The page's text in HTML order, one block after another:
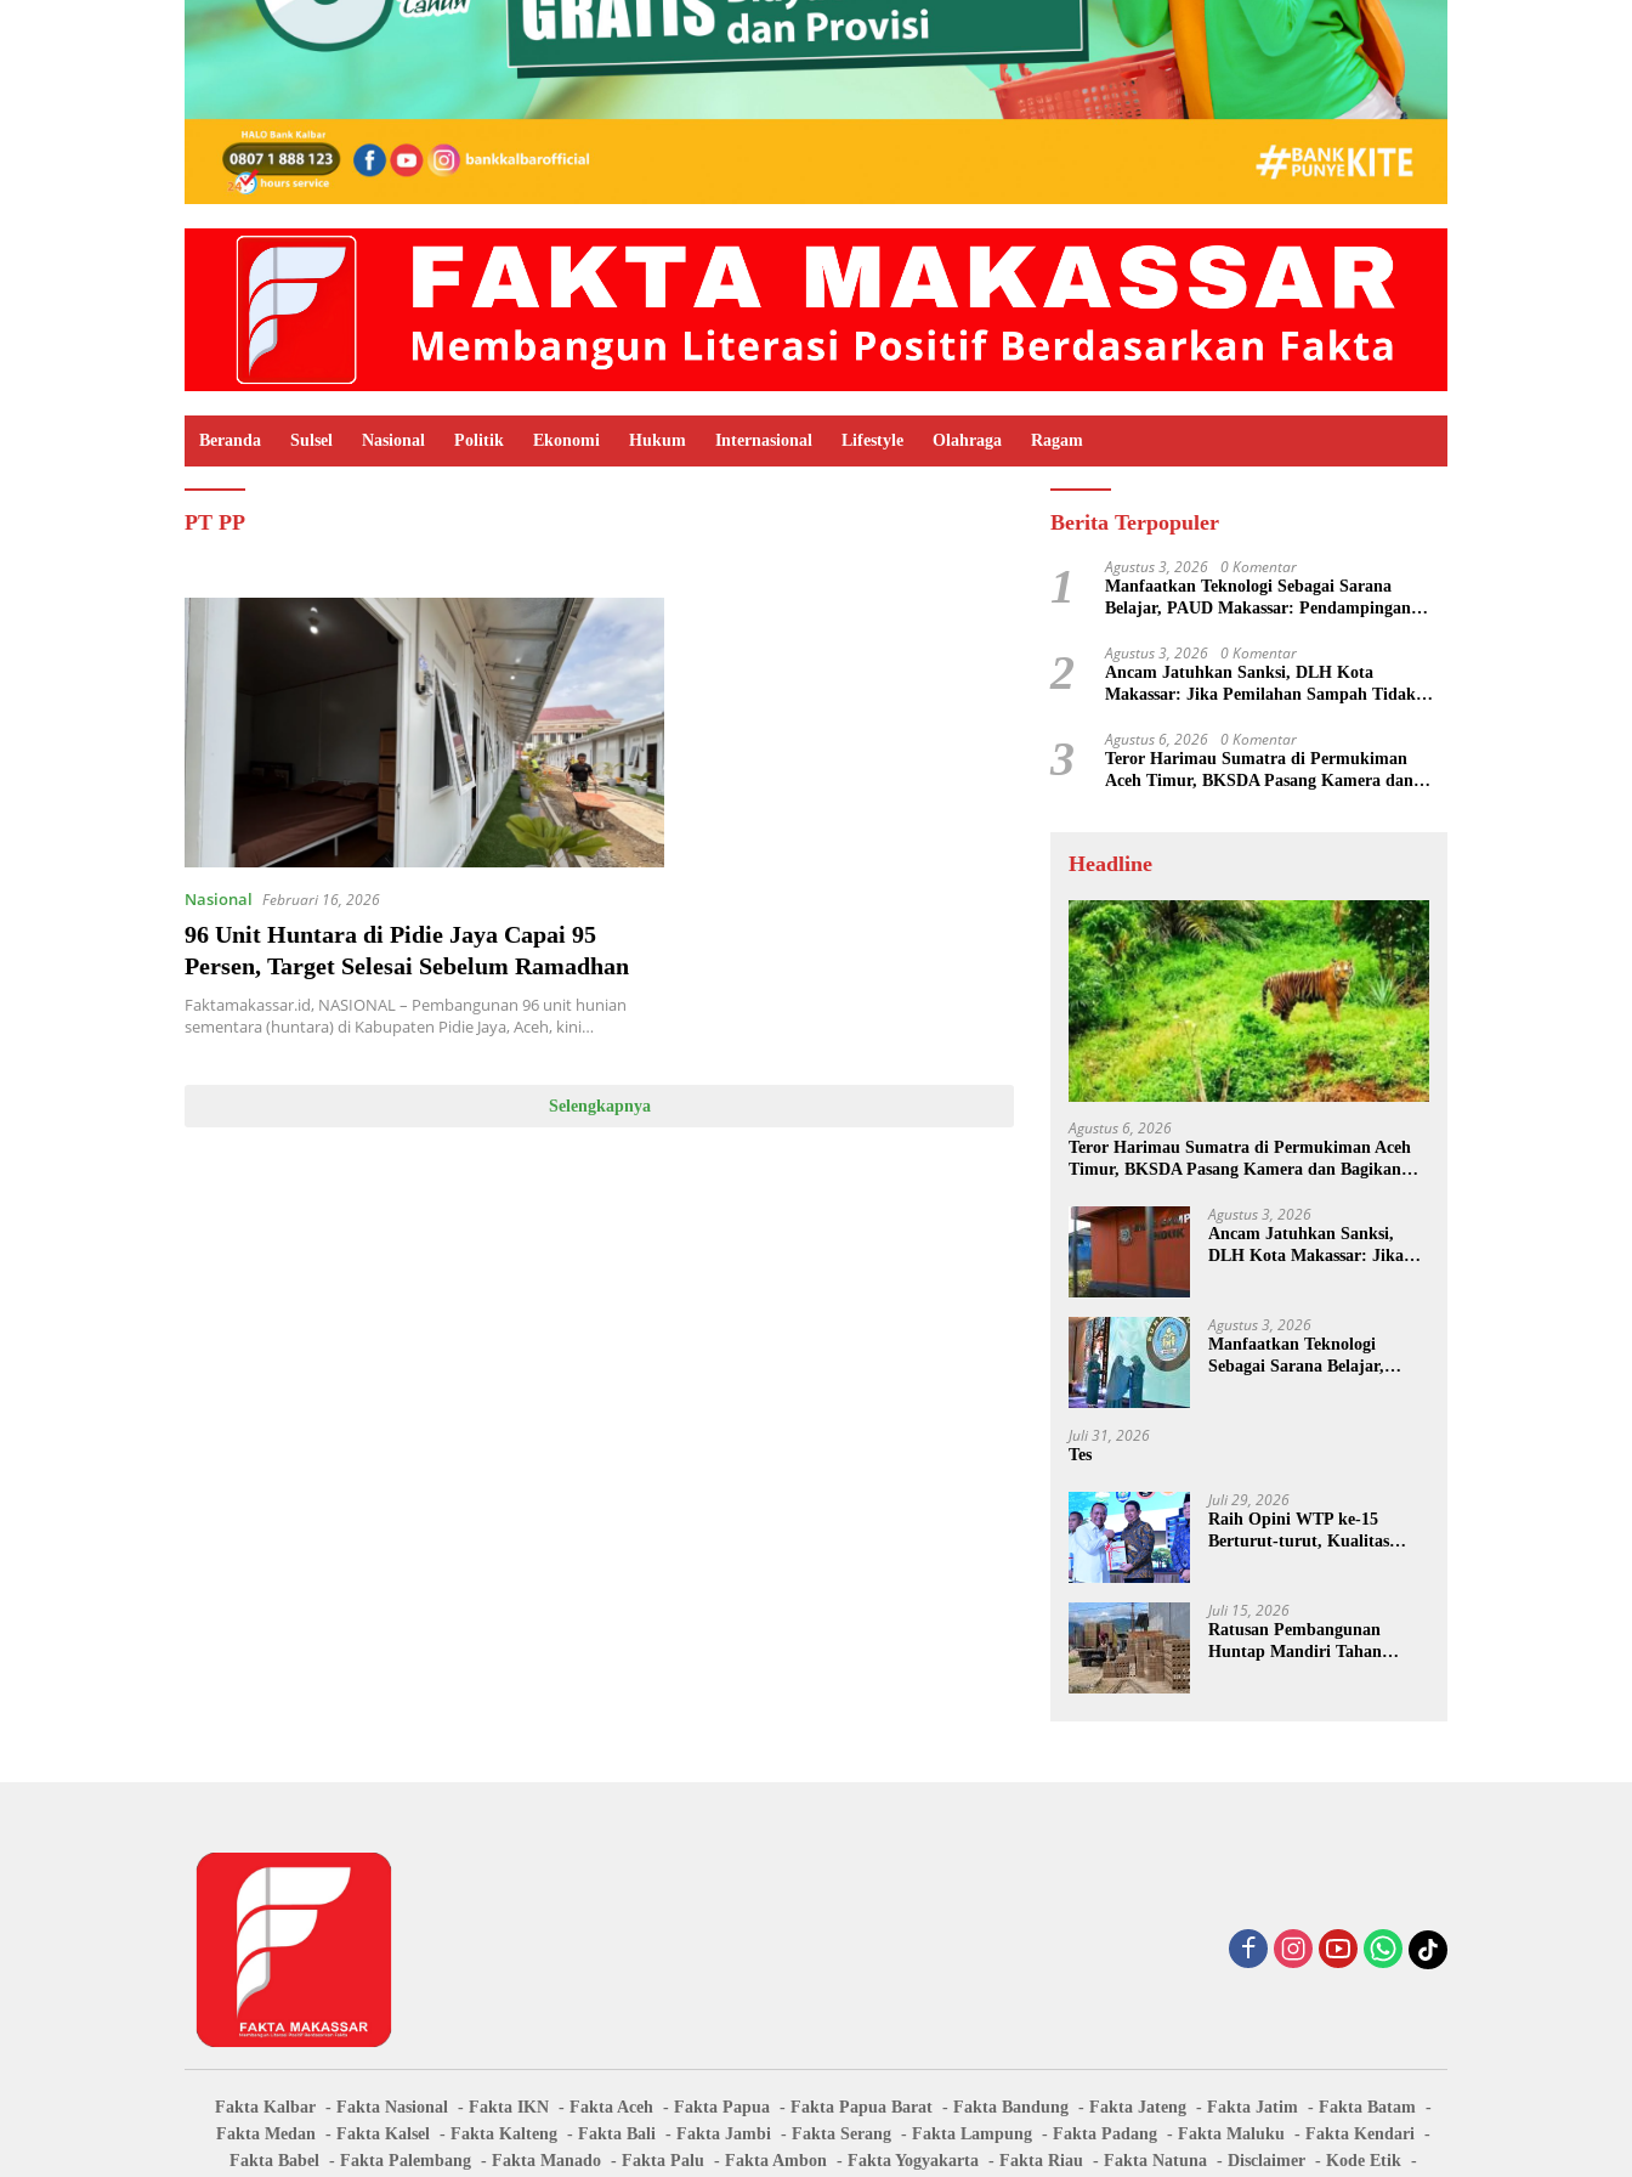
Beranda Sulsel Nasional Politik Ekonomi Hukum Internasional Lifestyle Olahraga Ragam
PT PP
Nasional Februari 16, 2026
96 Unit Huntara di Pidie Jaya Capai 95
Persen, Target Selesai Sebelum Ramadhan
Faktamakassar.id, NASIONAL – Pembangunan 96 unit hunian
sementara (huntara) di Kabupaten Pidie Jaya, Aceh, kini…
Selengkapnya
Berita Terpopuler
1 Agustus 3, 2026 0 Komentar
Manfaatkan Teknologi Sebagai Sarana
Belajar, PAUD Makassar: Pendampingan
2 Agustus 3, 2026 0 Komentar
Ancam Jatuhkan Sanksi, DLH Kota
Makassar: Jika Pemilahan Sampah Tidak
3 Agustus 6, 2026 0 Komentar
Teror Harimau Sumatra di Permukiman
Aceh Timur, BKSDA Pasang Kamera dan
Headline
Agustus 6, 2026
Teror Harimau Sumatra di Permukiman Aceh
Timur, BKSDA Pasang Kamera dan Bagikan
Agustus 3, 2026
Ancam Jatuhkan Sanksi,
DLH Kota Makassar: Jika
Agustus 3, 2026
Manfaatkan Teknologi
Sebagai Sarana Belajar,
Juli 31, 2026
Tes
Juli 29, 2026
Raih Opini WTP ke-15
Berturut-turut, Kualitas
Juli 15, 2026
Ratusan Pembangunan
Huntap Mandiri Tahan
Fakta Kalbar Fakta Nasional Fakta IKN Fakta Aceh Fakta Papua Fakta Papua Barat Fakta Bandung Fakta Jateng Fakta Jatim
Fakta Batam
Fakta Medan
Fakta Kalsel Fakta Kalteng Fakta Bali Fakta Jambi Fakta Serang Fakta Lampung Fakta Padang Fakta Maluku
Fakta Kendari
Fakta Babel
Fakta Palembang Fakta Manado Fakta Palu Fakta Ambon Fakta Yogyakarta Fakta Riau Fakta Natuna Disclaimer Kode Etik